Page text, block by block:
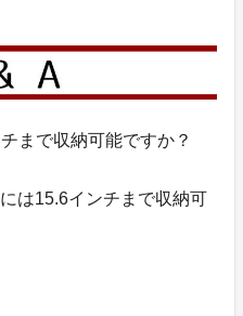
まで収納可能ですか？
は15.6インチまで収納可